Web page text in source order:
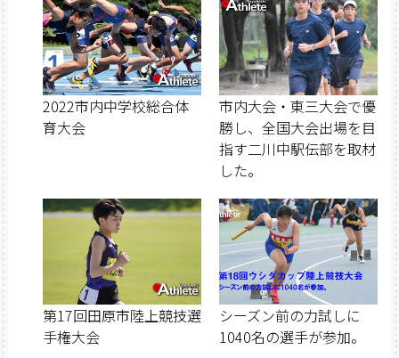
2022市内中学校総合体
育大会
市内大会・東三大会で優
勝し、全国大会出場を目
指す二川中駅伝部を取材
した。
第17回田原市陸上競技選
手権大会
シーズン前の力試しに
1040名の選手が参加。